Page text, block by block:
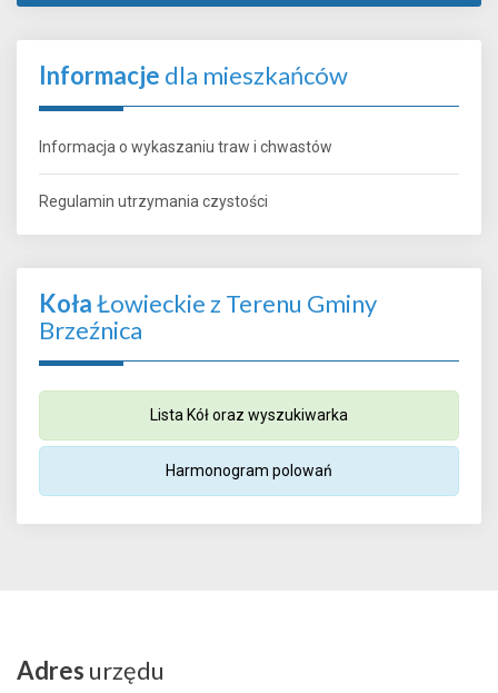
Informacje dla mieszkańców
Informacja o wykaszaniu traw i chwastów
Regulamin utrzymania czystości
KołaŁowieckie z Terenu Gminy
Brzeźnica
Lista Kół oraz wyszukiwarka
Harmonogram polowań
Adres urzędu